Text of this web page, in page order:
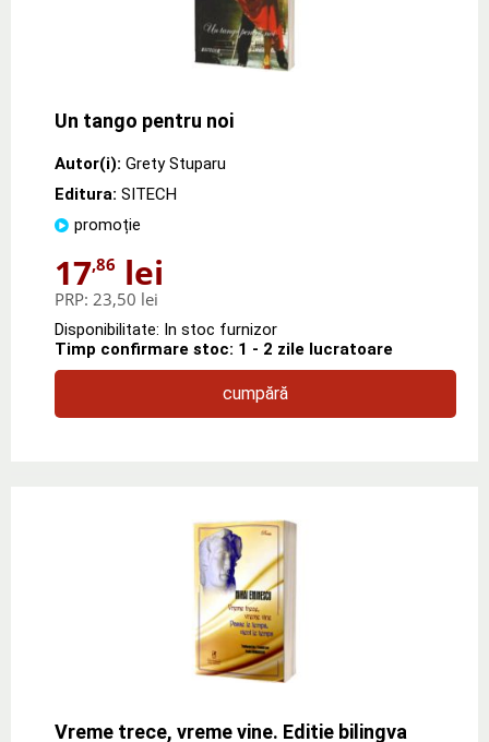
Un tango pentru noi
Autor(i): Grety Stuparu
Editura: SITECH
promoție
17,86 lei
PRP: 23,50 lei
Disponibilitate: In stoc furnizor
Timp confirmare stoc: 1 - 2 zile lucratoare
cumpără
Vreme trece, vreme vine. Editie bilingva